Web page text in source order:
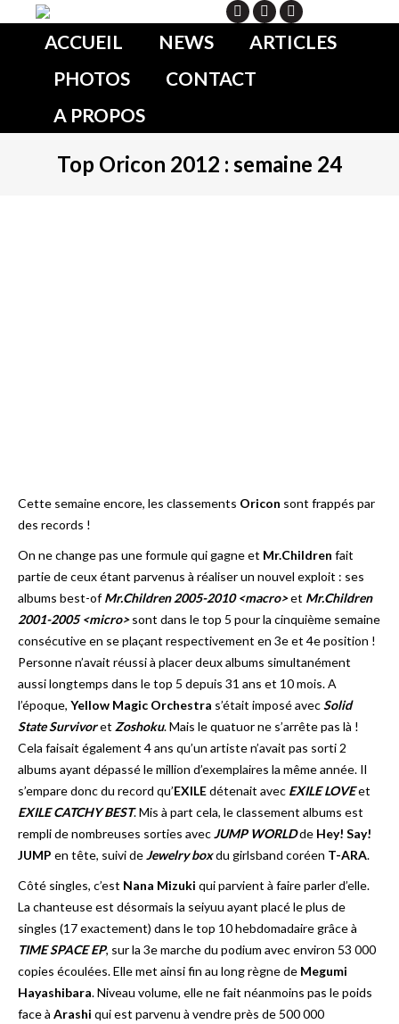
ACCUEIL NEWS
ARTICLES
PHOTOS
CONTACT
A PROPOS
Top Oricon 2012 : semaine 24
Cette semaine encore, les classements Oricon sont frappés par
des records !
On ne change pas une formule qui gagne et Mr.Children fait
partie de ceux étant parvenus à réaliser un nouvel exploit : ses
albums best-ofMr.Children 2005-2010 <macro>et Mr.Children
2001-2005 <micro>sont dans le top 5 pour la cinquième semaine
consécutive en se plaçant respectivement en 3e et 4e position !
Personne n’avait réussi à placer deux albums simultanément
aussi longtemps dans le top 5 depuis 31 ans et 10 mois. A
l’époque, Yellow Magic Orchestra s’était imposé avecSolid
State Survivoret Zoshoku. Mais le quatuor ne s’arrête pas là !
Cela faisait également 4 ans qu’un artiste n’avait pas sorti 2
albums ayant dépassé le million d’exemplaires la même année. Il
s’empare donc du record qu’EXILEdétenait avec EXILE LOVEet
EXILE CATCHY BEST. Mis à part cela, le classement albums est
rempli de nombreuses sorties avecJUMP WORLDde Hey! Say!
JUMP en tête, suivi deJewelry boxdu girlsband coréen T-ARA.
Côté singles, c’est Nana Mizuki qui parvient à faire parler d’elle.
La chanteuse est désormais la seiyuu ayant placé le plus de
singles (17 exactement) dans le top 10 hebdomadaire grâce à
TIME SPACE EP, sur la 3e marche du podium avec environ 53 000
copies écoulées. Elle met ainsi fin au long règne de Megumi
Hayashibara. Niveau volume, elle ne fait néanmoins pas le poids
face à Arashi qui est parvenu à vendre près de 500 000